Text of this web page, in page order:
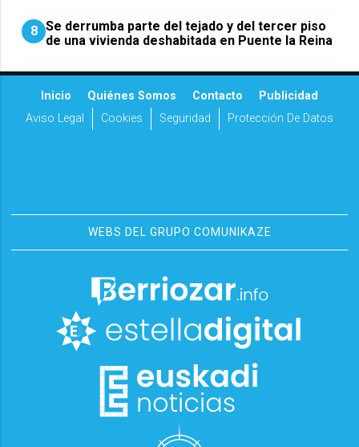
8 Se derrumba parte del tejado y del tercer piso
de una vivienda deshabitada en Puente la Reina
Inicio Quiénes Somos Contacto
Publicidad
Aviso Legal
Cookies Seguridad Protección De Datos
WEBS DEL GRUPO COMUNIKAZE